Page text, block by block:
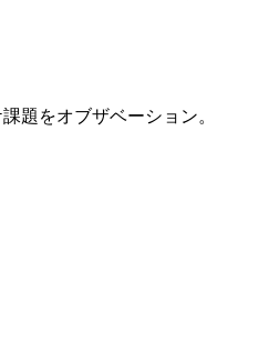
題をオブザベーション。